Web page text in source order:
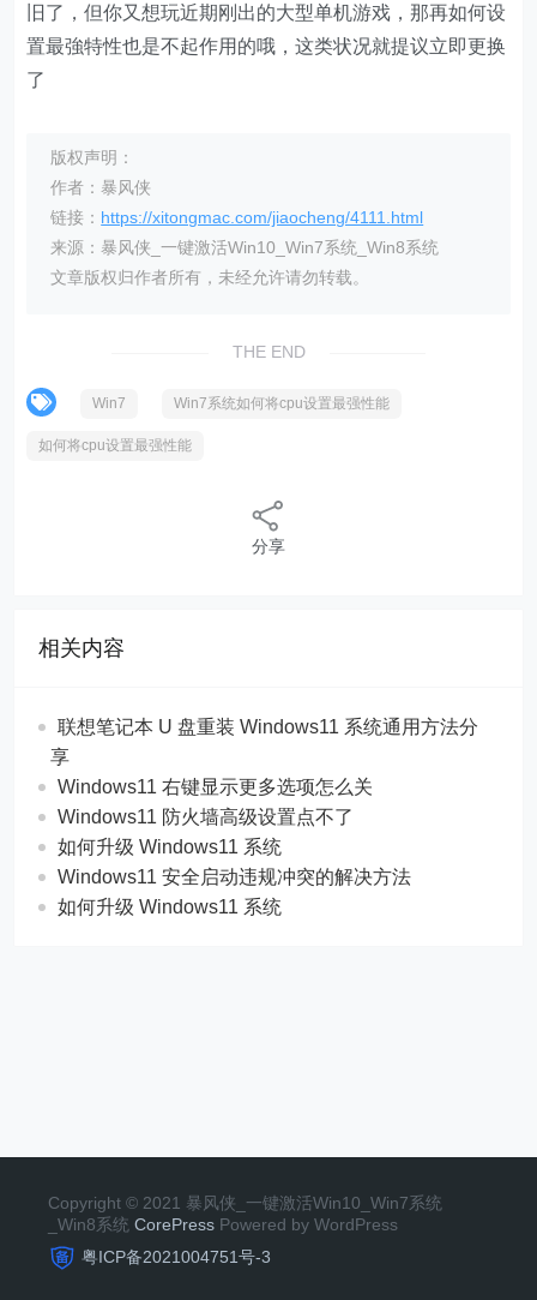
旧了，但你又想玩近期刚出的大型单机游戏，那再如何设
置最強特性也是不起作用的哦，这类状况就提议立即更换
了
版权声明：
作者：暴风侠
链接： https://xitongmac.com/jiaocheng/4111.html
来源：暴风侠_一键激活Win10_Win7系统_Win8系统
文章版权归作者所有，未经允许请勿转载。
THE END
Win7 Win7系统如何将cpu设置最强性能
如何将cpu设置最强性能
分享
相关内容
联想笔记本 U 盘重装 Windows11 系统通用方法分
享
Windows11 右键显示更多选项怎么关
Windows11 防火墙高级设置点不了
如何升级 Windows11 系统
Windows11 安全启动违规冲突的解决方法
如何升级 Windows11 系统
Copyright © 2021 暴风侠_一键激活Win10_Win7系统
_Win8系统 CorePress Powered by WordPress
粤ICP备2021004751号-3